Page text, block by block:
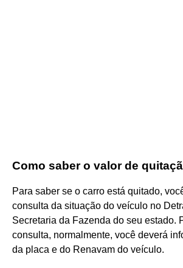
Como saber o valor de
Para saber se o carro está quitado,
consulta da situação do veículo no
Secretaria da Fazenda do seu estado.
consulta, normalmente, você deverá
da placa e do Renavam do veículo.